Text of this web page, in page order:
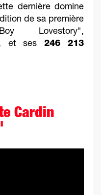
dernière domine
de sa première
Lovestory",
et ses 246 213
Cardin